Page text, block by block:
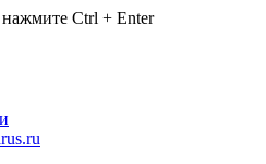
Ctrl + Enter